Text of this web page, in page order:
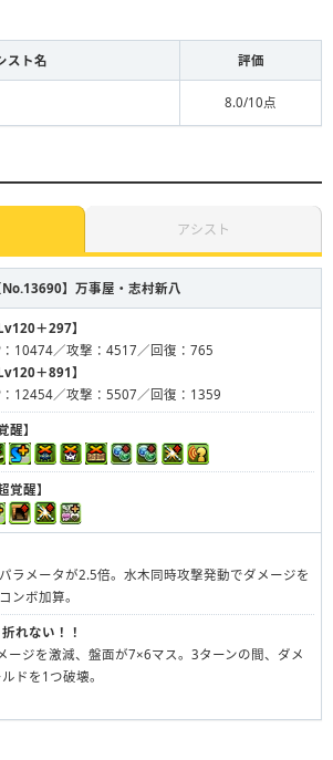
スト名 評価
8.0/10点
アシスト
No.13690】 万事屋・志村新八
Lv120＋297】
：10474／攻撃：4517／回復：765
Lv120＋891】
：12454／攻撃：5507／回復：1359
醒】
覚醒】
ラメータが2.5倍。水木同時攻撃発動でダメージを
ンボ加算。
れない！！
ージを激減、盤面が7×6マス。3ターンの間、ダメ
ドを1つ破壊。